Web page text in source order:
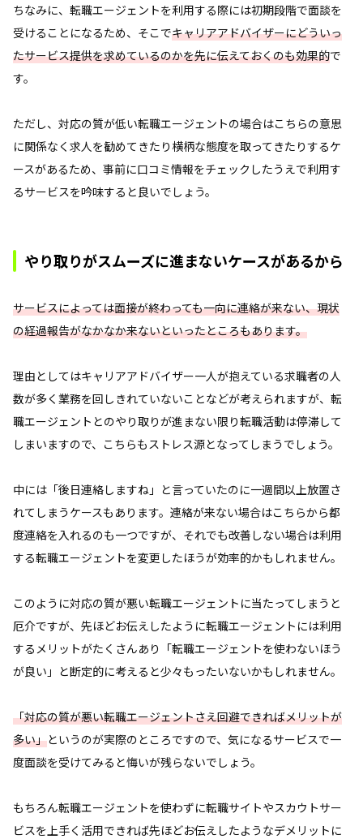
ちなみに、転職エージェントを利用する際には初期段階で面談を
受けることになるため、そこでキャリアアドバイザーにどういっ
たサービス提供を求めているのかを先に伝えておくのも効果的で
す。
ただし、対応の質が低い転職エージェントの場合はこちらの意思
に関係なく求人を勧めてきたり横柄な態度を取ってきたりするケ
ースがあるため、事前に口コミ情報をチェックしたうえで利用す
るサービスを吟味すると良いでしょう。
やり取りがスムーズに進まないケースがあるから
サービスによっては面接が終わっても一向に連絡が来ない、現状
の経過報告がなかなか来ないといったところもあります。
理由としてはキャリアアドバイザー一人が抱えている求職者の人
数が多く業務を回しきれていないことなどが考えられますが、転
職エージェントとのやり取りが進まない限り転職活動は停滞して
しまいますので、こちらもストレス源となってしまうでしょう。
中には「後日連絡しますね」と言っていたのに一週間以上放置さ
れてしまうケースもあります。連絡が来ない場合はこちらから都
度連絡を入れるのも一つですが、それでも改善しない場合は利用
する転職エージェントを変更したほうが効率的かもしれません。
このように対応の質が悪い転職エージェントに当たってしまうと
厄介ですが、先ほどお伝えしたように転職エージェントには利用
するメリットがたくさんあり「転職エージェントを使わないほう
が良い」と断定的に考えると少々もったいないかもしれません。
「対応の質が悪い転職エージェントさえ回避できればメリットが
多い」というのが実際のところですので、気になるサービスで一
度面談を受けてみると悔いが残らないでしょう。
もちろん転職エージェントを使わずに転職サイトやスカウトサー
ビスを上手く活用できれば先ほどお伝えしたようなデメリットに